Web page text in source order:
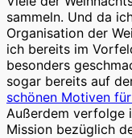
sammeln. Und da
Organisation der
ich bereits im
besonders
sogar bereits auf
schönen Motiven
Außerdem verfolge
Mission bezüglich